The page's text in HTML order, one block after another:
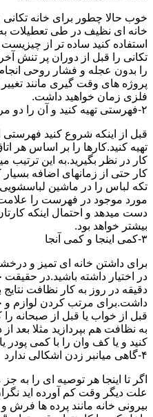
خوب حالا چطور برای خانه
خانه ای نظیف در طی
استفاده کنید ساده تر از
تکانی را قبل از دوران پر تنش
را بدون عجله و فشار روحی انجام
پروژه های وقت گیری مانند
فلزی زمان خواهید داشت.
۲-فهرستی تهیه کنید و آن را دو مرتبه چک کنید
قبل از اینکه شروع کنید فهرستی
تهیه کنید.کارها را بر اساس هر
کار در نظر بگیرید.به این ترتیب
کار حتی از زمانهای اضافه بسیار
تکه لباس را در ماشین لباسشویی
مورد موجود در فهرست را
دست میدهد و احتمال اینکه
بیشتر خواهد بود.
۳-کمی اینجا و کمی آنجا
برای داشتن خانه ای تمیز و
دقیقه در روز به کار نظافت
داشت.برای مرتب کردن لوازم و
قبل از خواب یا قبل از صبحانه را
به نظافت هم بپردازید مثلا بعد
کنید و یا کف وان را با کمی پودر
۴-گاهی میانبر زدن اشکالی ندارد
اگر تا اینجا هر توصیه ای را به
علت دیگر وقت کم آورده اید
بیرونی خانه مانند پرده ها فرش